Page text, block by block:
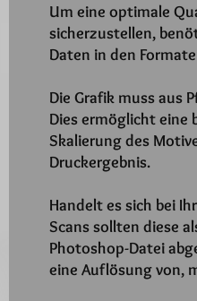
Um eine optimale
sicherzustellen,
Daten in den
Die Grafik muss aus
Dies ermöglicht eine
Skalierung des
Druckergebnis.
Handelt es sich bei
Scans sollten diese
Photoshop-Datei
eine Auflösung von,